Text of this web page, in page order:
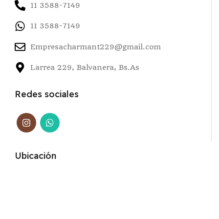
11 3588-7149
11 3588-7149
Empresacharmant229@gmail.com
Larrea 229, Balvanera, Bs.As
Redes sociales
Ubicación